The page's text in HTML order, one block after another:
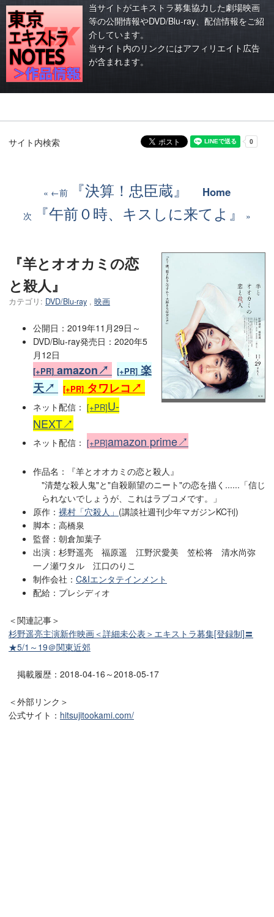
当サイトがエキストラ募集協力した劇場映画
等の公開情報やDVD/Blu-ray、配信情報をご紹
介しています。
当サイト内のリンクにはアフィリエイト広告
が含まれます。
サイト内検索
←前 『決算！忠臣蔵』 Home
次 『午前０時、キスしに来てよ』
『羊とオオカミの恋
と殺人』
カテゴリ: DVD/Blu-ray , 映画
公開日：2019年11月29日～
DVD/Blu-ray発売日：2020年5
月12日
[+PR] amazon↗ [+PR] 楽
天↗
[+PR] タワレコ↗
ネット配信： [+PR]U-
NEXT↗
ネット配信： [+PR]amazon prime↗
作品名：『羊とオオカミの恋と殺人』
"清楚な殺人鬼"と"自殺願望のニート"の恋を描く......「信じ
られないでしょうが、これはラブコメです。」
原作： 裸村「穴殺人」 (講談社週刊少年マガジンKC刊)
脚本：高橋泉
監督：朝倉加葉子
出演：杉野遥亮 福原遥 江野沢愛美 笠松将 清水尚弥
一ノ瀬ワタル 江口のりこ
制作会社： C&Iエンタテインメント
配給： プレシディオ
＜関連記事＞
杉野遥亮主演新作映画＜詳細未公表＞エキストラ募集[登録制]〓
★5/1～19＠関東近郊
掲載履歴：2018-04-16～2018-05-17
＜外部リンク＞
公式サイト： hitsujitookami.com/